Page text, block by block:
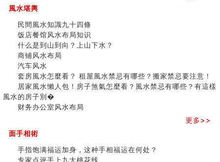
六爻占卜预测考试结果
套房風水怎麼看？ 租屋風水禁忌有哪些？搬家禁忌要注
精选1500个五行属金的字
玄空本义(九)
八字十神与坐基关系详解
精选1000个五行属土的字
人的面相看财运
玄空本义(八)
六爻算卦：测腹中胎儿是男是女
中國改革開放總設計師鄧小平命造 (名人八字淺析八）
测字（实例解释）
玄空本义(七)
二
二
生
肖
运
程
(鼠
牛
虎)
生
肖
运
程
(鸡
狗
猪)
生
肖
运
程
羊
猴)
法
(一)
析
(
風水堪輿
民間風水知識九十四條
饭店餐馆风水布局知识
什么是到山到向？上山下水？
商铺风水布局
汽车风水
套房風水怎麼看？ 租屋風水禁忌有哪些？搬家禁忌要注意！
居家風水懶人包！房子煞氣怎麼看？風水禁忌有哪些？有這樣
風水的房子別�
财务办公室风水布局
更多>>
面手相術
手指饱满福运加身，这种手相福运在何处？
专家点评手上九大桃花线